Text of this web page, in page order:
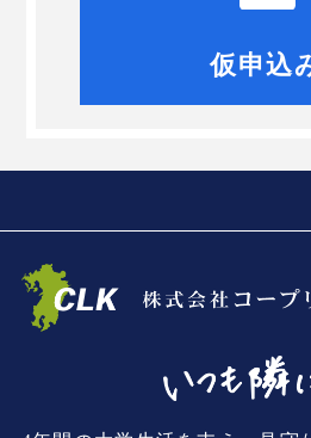
仮申込